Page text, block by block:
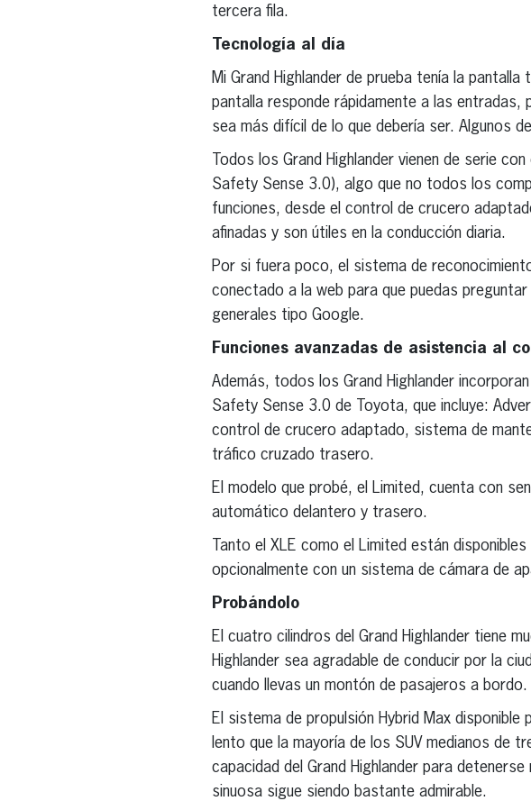
tercera fila.
Tecnología al día
Mi Grand Highlander de prueba tenía la
pantalla responde rápidamente a las entradas,
sea más difícil de lo que debería ser. Algunos
Todos los Grand Highlander vienen de serie
Safety Sense 3.0), algo que no todos los
funciones, desde el control de crucero
afinadas y son útiles en la conducción diaria.
Por si fuera poco, el sistema de
conectado a la web para que puedas
generales tipo Google.
Funciones avanzadas de asistencia al
Además, todos los Grand Highlander
Safety Sense 3.0 de Toyota, que incluye:
control de crucero adaptado, sistema de
tráfico cruzado trasero.
El modelo que probé, el Limited, cuenta con
automático delantero y trasero.
Tanto el XLE como el Limited están
opcionalmente con un sistema de cámara de
Probándolo
El cuatro cilindros del Grand Highlander tiene
Highlander sea agradable de conducir por la
cuando llevas un montón de pasajeros a bordo.
El sistema de propulsión Hybrid Max
lento que la mayoría de los SUV medianos de
capacidad del Grand Highlander para
sinuosa sigue siendo bastante admirable.